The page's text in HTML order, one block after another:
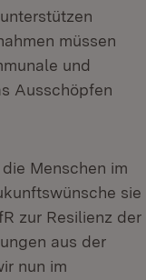
müssen
und
Ausschöpfen
Menschen im
sie
zur Resilienz der
aus der
nun im